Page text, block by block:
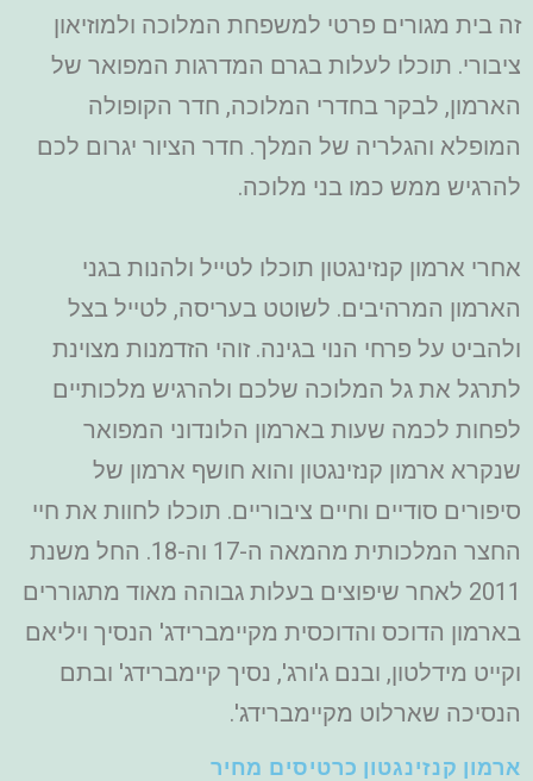
זה בית מגורים פרטי למשפחת המלוכה ולמוזיאון
ציבורי. תוכלו לעלות בגרם המדרגות המפואר של
הארמון, לבקר בחדרי המלוכה, חדר הקופולה
המופלא והגלריה של המלך. חדר הציור יגרום לכם
להרגיש ממש כמו בני מלוכה.
אחרי ארמון קנזינגטון תוכלו לטייל ולהנות בגני
הארמון המרהיבים. לשוטט בעריסה, לטייל בצל
ולהביט על פרחי הנוי בגינה. זוהי הזדמנות מצוינת
לתרגל את גל המלוכה שלכם ולהרגיש מלכותיים
לפחות לכמה שעות בארמון הלונדוני המפואר
שנקרא ארמון קנזינגטון והוא חושף ארמון של
סיפורים סודיים וחיים ציבוריים. תוכלו לחוות את חיי
החצר המלכותית מהמאה ה-17 וה-18. החל משנת
2011 לאחר שיפוצים בעלות גבוהה מאוד מתגוררים
בארמון הדוכס והדוכסית מקיימברידג' הנסיך ויליאם
וקייט מידלטון, ובנם ג'ורג', נסיך קיימברידג' ובתם
הנסיכה שארלוט מקיימברידג'.
ארמון קנזינגטון כרטיסים מחיר